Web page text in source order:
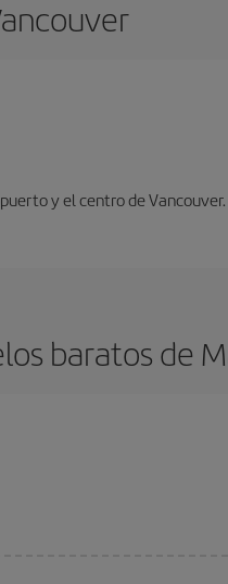
y el centro de Vancouver.
baratos de